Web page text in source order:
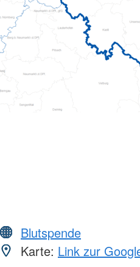
Blutspende
Karte: Link zur